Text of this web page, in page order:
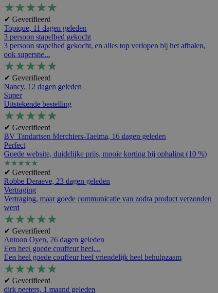
★★★★★
✔ Geverifieerd
Topique, 11 dagen geleden
3 persoon stapelbed gekocht
3 persoon stapelbed gekocht, en alles top verlopen bij het afhalen,
ook supersne...
★★★★★
✔ Geverifieerd
Nancy, 12 dagen geleden
Super
Uitstekende bestelling
★★★★★
✔ Geverifieerd
BV Tandartsen Merchiers-Taelma, 16 dagen geleden
Perfect
Goede website, duidelijke prijs, mooie korting bij ophaling (10 %)
★★★★★
✔ Geverifieerd
Robbe Deraeve, 23 dagen geleden
Vertraging
Vertraging, maar goede communicatie van zodra product verzonden
werd
★★★★★
✔ Geverifieerd
Antoon Oyen, 26 dagen geleden
Een heel goede couffeur heel…
Een heel goede couffeur heel vriendelijk heel behulpzaam
★★★★★
✔ Geverifieerd
dirk peeters, 1 maand geleden